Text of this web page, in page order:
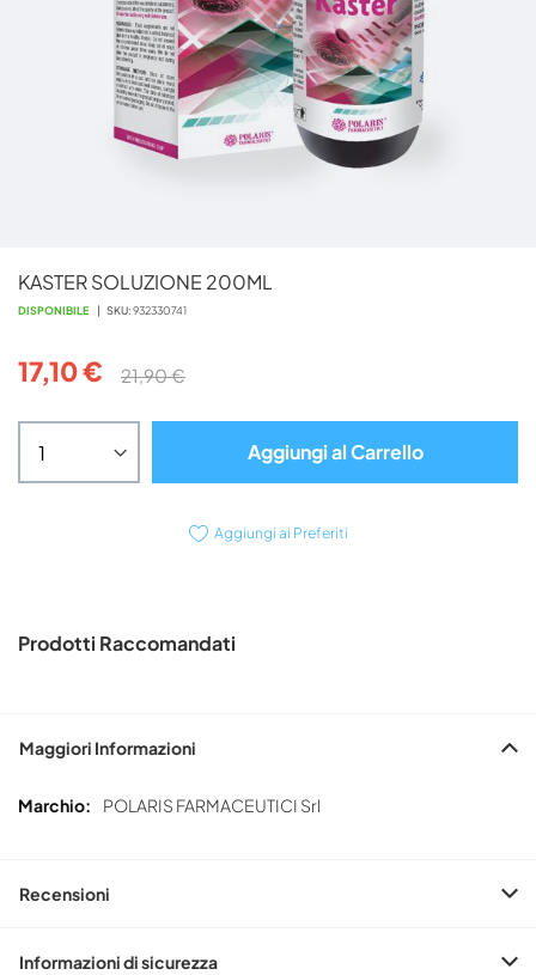
KASTER SOLUZIONE 200ML
DISPONIBILE SKU 932330741
17,10 € 21,90 €
Aggiungi al Carrello
Aggiungi ai Preferiti
all'inizio
della
immagini
Prodotti Raccomandati
Maggiori Informazioni
Maggiori
POLARIS FARMACEUTICI Srl
Recensioni
Informazioni di sicurezza